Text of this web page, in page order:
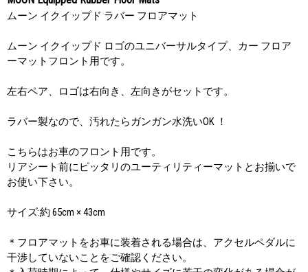
ムーン イクイップド ラバー フロアマット
ムーン イクイップド ロゴのユニバーサルタイプ、カー フロア
ーマットフロント用です。
左右ペア、ロゴは右向き、左向きがセットです。
ラバー製なので、汚れたらガンガン水洗いOK ！
こちらはお車のフロント用です。
リアシート前にピッタリのユーティリティーマットとお揃いで
お使い下さい。
サイズ:約 65cm × 43cm
＊フロアマットをお車に装着される場合は、アクセルペダルに
干渉していないことをご確認ください。